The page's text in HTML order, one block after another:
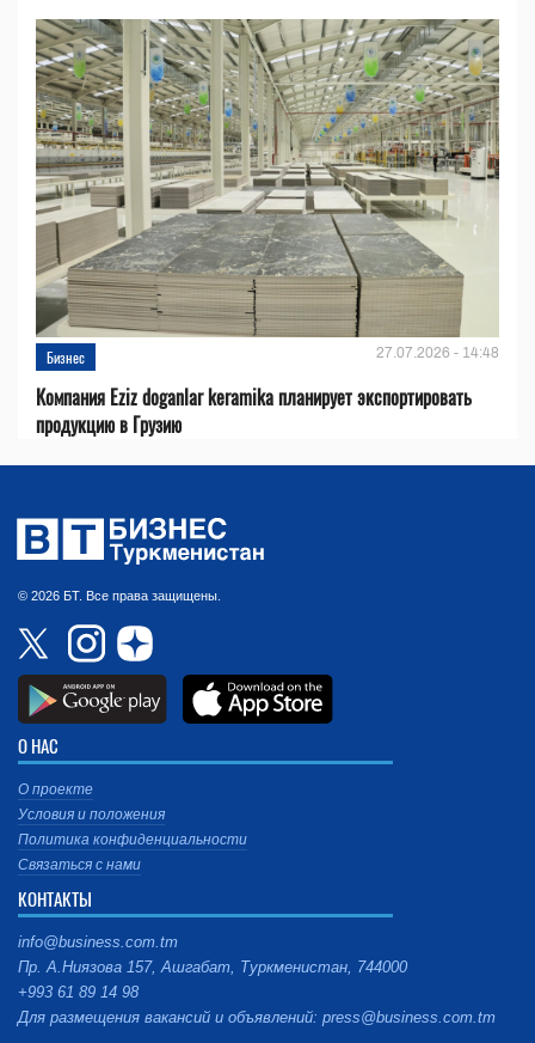
Бизнес 27.07.2026 - 14:48
Компания Eziz doganlar keramika планирует экспортировать
продукцию в Грузию
© 2026 БТ. Все права защищены.
О НАС
О проекте
Условия и положения
Политика конфиденциальности
Связаться с нами
КОНТАКТЫ
info@business.com.tm
Пр. А.Ниязова 157, Ашгабат, Туркменистан, 744000
+993 61 89 14 98
Для размещения вакансий и объявлений: press@business.com.tm